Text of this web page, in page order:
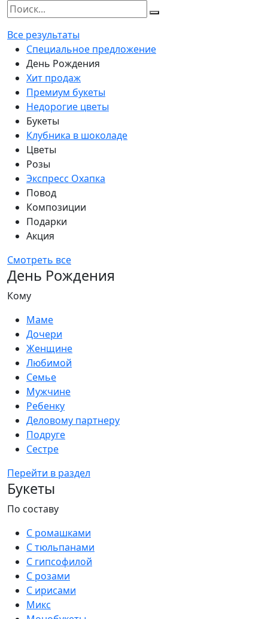
Все результаты
Специальное предложение
День Рождения
Хит продаж
Премиум букеты
Недорогие цветы
Букеты
Клубника в шоколаде
Цветы
Розы
Экспресс Охапка
Повод
Композиции
Подарки
Акция
Смотреть все
День Рождения
Кому
Маме
Дочери
Женщине
Любимой
Семье
Мужчине
Ребенку
Деловому партнеру
Подруге
Сестре
Перейти в раздел
Букеты
По составу
С ромашками
С тюльпанами
С гипсофилой
С розами
С ирисами
Микс